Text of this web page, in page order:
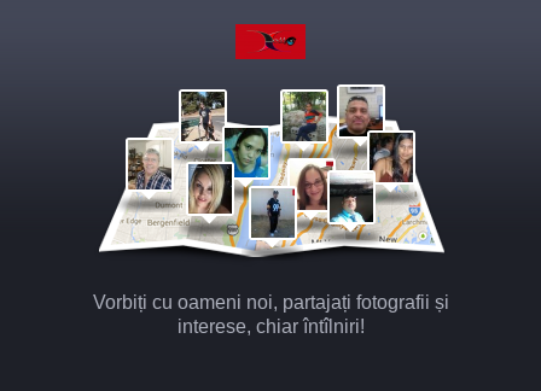
Vorbiți cu oameni noi, partajați fotografii și
interese, chiar întîlniri!